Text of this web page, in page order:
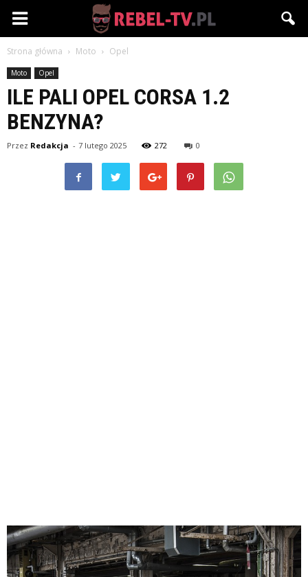
Rebel-
Strona główna Moto Opel
Moto Opel
ILE PALI OPEL CORSA 1.2
BENZYNA?
Przez Redakcja - 7 lutego 2025 272 0